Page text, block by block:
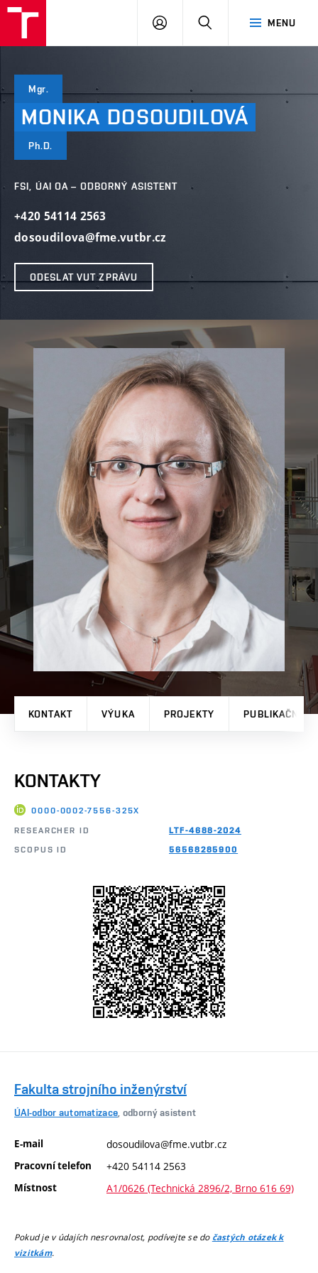
MENU
PŘIHLÁSIT
Mgr.
MONIKA DOSOUDILOVÁ
Ph.D.
FSI, ÚAI OA – ODBORNÝ ASISTENT
+420 54114 2563
dosoudilova@fme.vutbr.cz
ODESLAT VUT ZPRÁVU
KONTAKT VÝUKA PROJEKTY PUBLIKAČNÍ
KONTAKTY
0000-0002-7556-325X
RESEARCHER ID
LTF-4688-2024
SCOPUS ID
56568285900
Fakulta strojního inženýrství
ÚAI-odbor automatizace , odborný asistent
E-mail dosoudilova@fme.vutbr.cz
Pracovní telefon +420 54114 2563
Místnost A1/0626 (Technická 2896/2, Brno 616 69)
Pokud je v údajích nesrovnalost, podívejte se do častých otázek k
vizitkám.